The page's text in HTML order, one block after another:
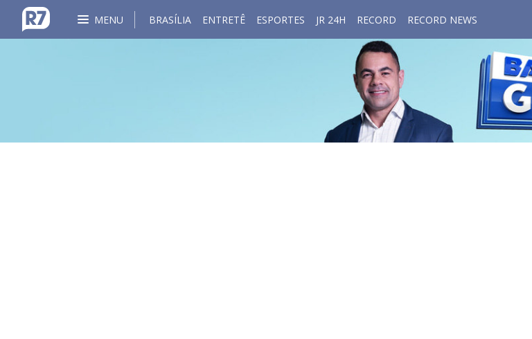
MENU BRASÍLIA ENTRETÊ ESPORTES JR 24H RECORD RECORD NEWS